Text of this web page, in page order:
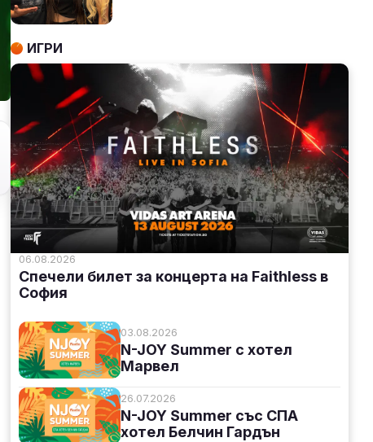
ИГРИ
06.08.2026
Спечели билет за концерта на Faithless в
София
03.08.2026
N-JOY Summer с хотел
Марвел
26.07.2026
N-JOY Summer със СПА
хотел Белчин Гардън